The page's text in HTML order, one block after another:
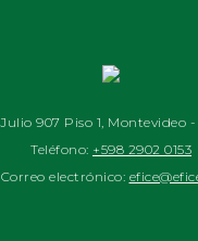
Julio 907 Piso 1, Montevideo
Teléfono: +598 2902 0153
Correo electrónico: